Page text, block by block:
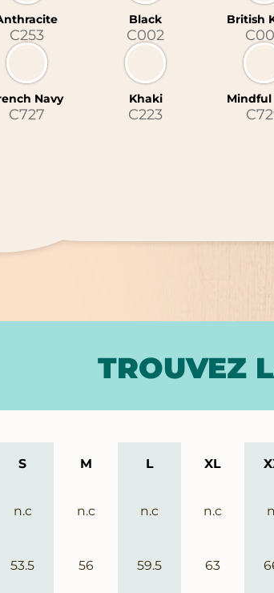
C253
Black
C002
British
Navy
C727
Khaki
C223
Mindful
TROUVEZ
S M L XL
n.c n.c n.c n.c
53.5 56 59.5 63